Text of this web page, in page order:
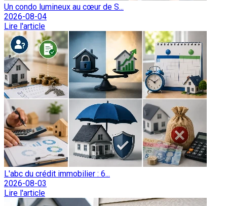
Un condo lumineux au cœur de S...
2026-08-04
Lire l'article
L'abc du crédit immobilier : 6...
2026-08-03
Lire l'article